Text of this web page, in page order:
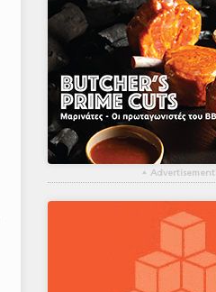
▴ Advertisement